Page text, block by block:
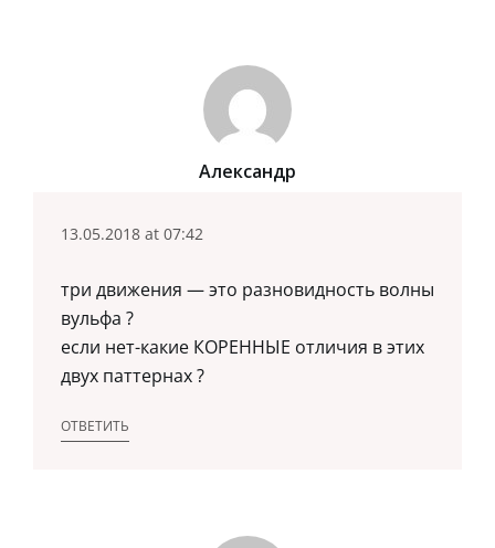
Александр
13.05.2018 at 07:42
три движения — это разновидность волны
вульфа ?
если нет-какие КОРЕННЫЕ отличия в этих
двух паттернах ?
ОТВЕТИТЬ